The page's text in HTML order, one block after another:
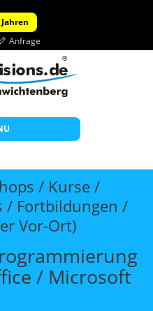
Anfrage
/ Kurse /
/ Fortbildungen /
Vor-Ort)
/ Microsoft